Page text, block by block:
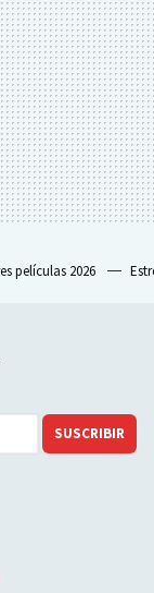
películas 2026
SUSCRIBIR